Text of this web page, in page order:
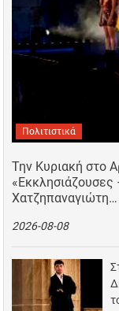
Πολιτιστικά
Την Κυριακή στο
«Εκκλησιάζουσες
Χατζηπαναγιώτη…
2026-08-08